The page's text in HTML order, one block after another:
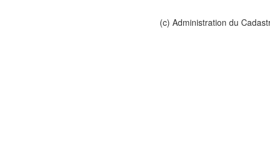
(c) Administration du